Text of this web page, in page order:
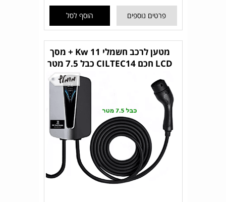
פרטים נוספים הוסף לסל
מטען לרכב חשמלי 11 Kw + מסך
LCD חכם CILTEC14 כבל 7.5 מטר